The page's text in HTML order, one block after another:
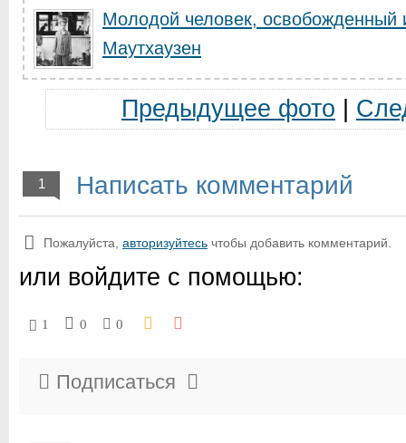
Молодой человек, освобожденный
Маутхаузен
Предыдущее фото
1 Написать комментарий
Пожалуйста, авторизуйтесь чтобы добавить комментарий.
или войдите с помощью:
1 0 0
Подписаться